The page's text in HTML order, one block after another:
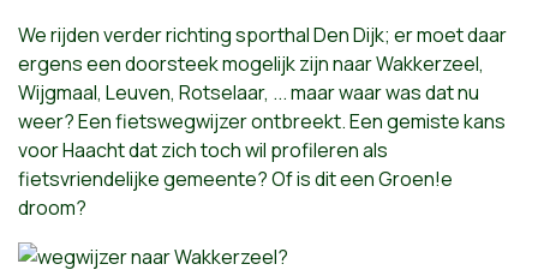
We rijden verder richting sporthal Den Dijk; er moet daar
ergens een doorsteek mogelijk zijn naar Wakkerzeel,
Wijgmaal, Leuven, Rotselaar, ... maar waar was dat nu
weer? Een fietswegwijzer ontbreekt. Een gemiste kans
voor Haacht dat zich toch wil profileren als
fietsvriendelijke gemeente? Of is dit een Groen!e
droom?